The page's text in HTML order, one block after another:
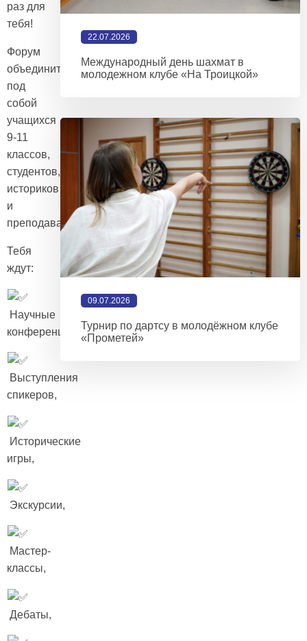
раз для
тебя!
Форум
объединит
под
собой
учащихся
9-11
классов,
студентов,
историков
и
преподавателей.
Тебя
ждут:
Научные
конференции,
Выступления
спикеров,
Исторические
игры,
Экскурсии,
Мастер-
классы,
Дебаты,
22.07.2026
Международный день шахмат в
молодежном клубе «На Троицкой»
09.07.2026
Турнир по дартсу в молодёжном клубе
«Прометей»